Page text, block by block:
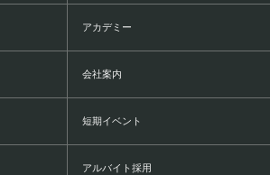
アカデミー
会社案内
短期イベント
アルバイト採用